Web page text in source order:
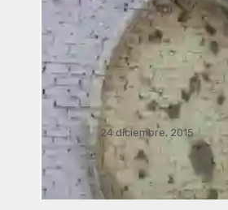
24 diciembre, 2015